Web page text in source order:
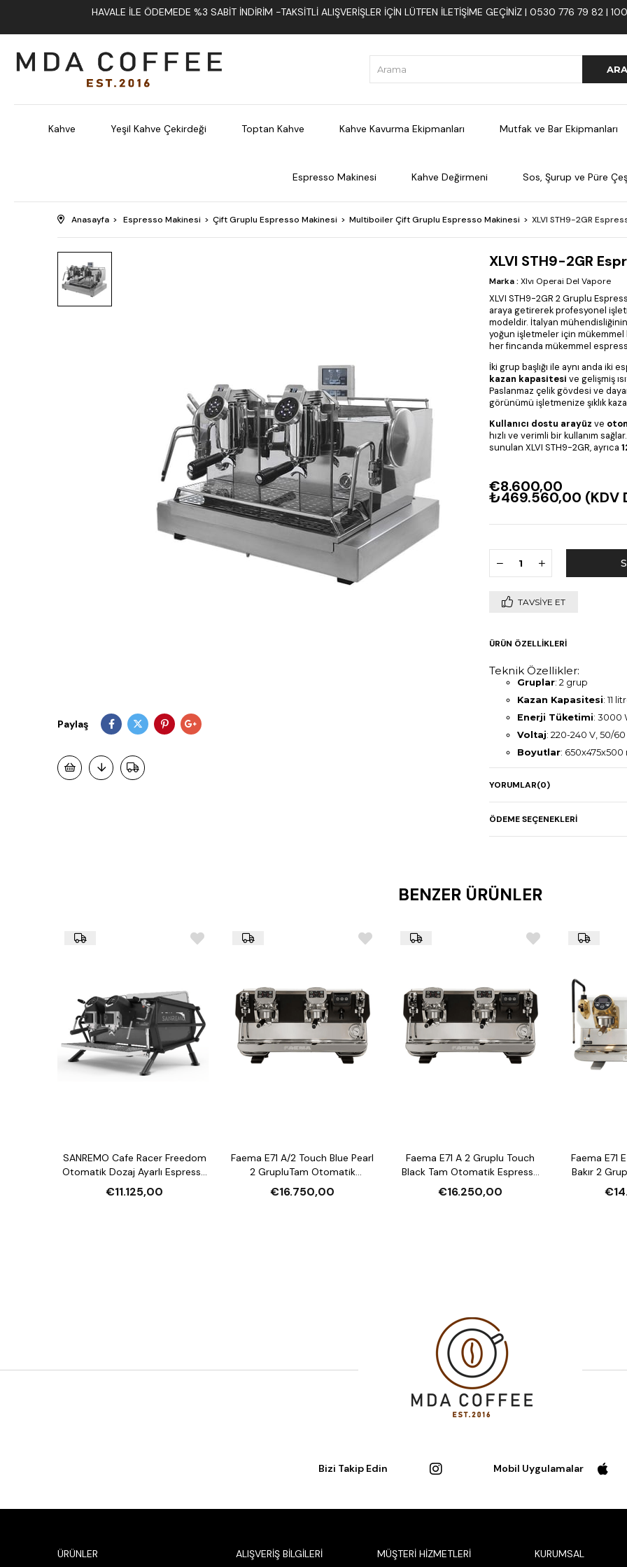
HAVALE İLE ÖDEMEDE %3 SABIT İNDIRIM -TAKSITLI ALIŞVERIŞLER İÇIN LÜTFEN ILETIŞIME GEÇINIZ | 0530 776 79 82 |
Kahve Yeşil Kahve Çekirdeği Toptan Kahve Kahve Kavurma Ekipmanları Mutfak ve Bar Ekipmanları
Espresso Makinesi Kahve Değirmeni Sos, Şurup ve Püre
Anasayfa Espresso Makinesi Çift Gruplu Espresso Makinesi Multiboiler Çift Gruplu Espresso Makinesi XLVI STH9-2GR
Paylaş
XLVI STH9-2GR
Marka: Xlvı Operai Del Vapore
XLVI STH9-2GR 2 Gruplu
araya getirerek profesyonel
modeldir. İtalyan
yoğun işletmeler için mükemmel
her fincanda mükemmel
İki grup başlığı ile aynı anda iki
kazan kapasitesi ve gelişmiş
Paslanmaz çelik gövdesi ve
görünümü işletmenize şıklık
Kullanıcı dostu arayüz ve
hızlı ve verimli bir kullanım
sunulan XLVI STH9-2GR, ayrıca
€8.600,00
₺469.560,00 (KDV
TAVSIYE ET
ÜRÜN ÖZELLIKLERI
Teknik Özellikler:
Gruplar: 2 grup
Kazan Kapasitesi: 11
Enerji Tüketimi: 3000
Voltaj: 220-240 V, 50/
Boyutlar: 650x475x500
Ağırlık: 50 kg
Malzeme
Kullanım Alanı:
Kolay Kullanım
: 6-8 hafta
Ücretsiz Kargo ve
hizmeti.
YORUMLAR(0)
ÖDEME SEÇENEKLERI
BENZER ÜRÜNLER
SANREMO Cafe Racer Freedom
Otomatik Dozaj Ayarlı Espresso
Kahve Makinesi
€11.125,00
Faema E71 A/2 Touch Blue Pearl
2 GrupluTam Otomatik
Espresso Kahve Makinesi
€16.750,00
Faema E71 A 2 Gruplu Touch
Black Tam Otomatik Espresso
Kahve Makinesi
€16.250,00
Faema E71
Bakır 2
Espresso
Bizi Takip Edin Mobil Uygulamalar
ÜRÜNLER ALIŞVERİŞ BİLGİLERİ MÜŞTERİ HİZMETLERİ KURUMSAL